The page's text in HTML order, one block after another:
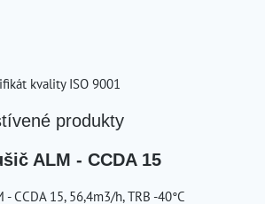
kvality ISO 9001
produkty
ALM - CCDA 15
CCDA 15, 56,4m3/h, TRB -40°C